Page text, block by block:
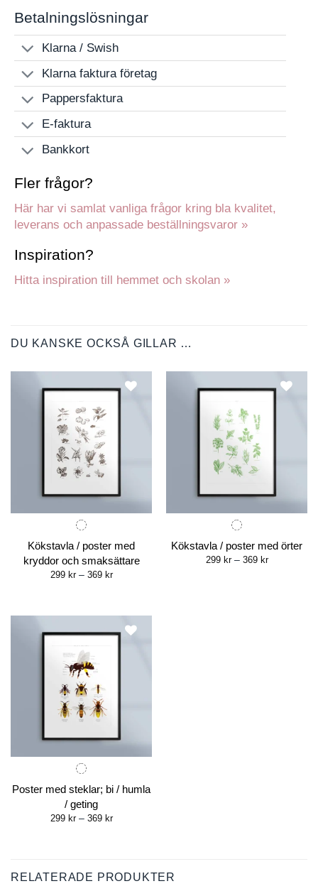
Betalningslösningar
Klarna / Swish
Klarna faktura företag
Pappersfaktura
E-faktura
Bankkort
Fler frågor?
Här har vi samlat vanliga frågor kring bla kvalitet,
leverans och anpassade beställningsvaror »
Inspiration?
Hitta inspiration till hemmet och skolan »
DU KANSKE OCKSÅ GILLAR …
Kökstavla / poster med
kryddor och smaksättare
299 kr – 369 krPrice
Kökstavla / poster med örter
299 kr – 369 krPrice
Poster med steklar; bi / humla
/ geting
299 kr – 369 krPrice
RELATERADE PRODUKTER